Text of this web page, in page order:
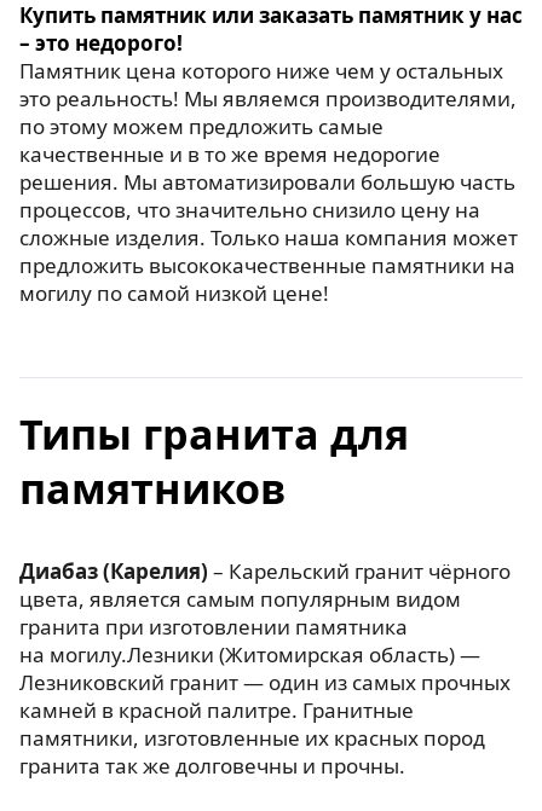
Купить памятник или заказать памятник у нас
– это недорого!
Памятник цена которого ниже чем у остальных
это реальность! Мы являемся производителями,
по этому можем предложить самые
качественные и в то же время недорогие
решения. Мы автоматизировали большую часть
процессов, что значительно снизило цену на
сложные изделия. Только наша компания может
предложить высококачественные памятники на
могилу по самой низкой цене!
Типы гранита для
памятников
Диабаз (Карелия) – Карельский гранит чёрного
цвета, является самым популярным видом
гранита при изготовлении памятника
на могилу.Лезники (Житомирская область) —
Лезниковский гранит — один из самых прочных
камней в красной палитре. Гранитные
памятники, изготовленные их красных пород
гранита так же долговечны и прочны.